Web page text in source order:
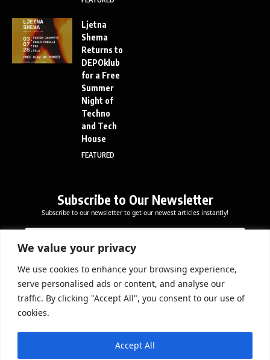
We value your privacy
We use cookies to enhance your browsing experience,
serve personalised ads or content, and analyse our
traffic. By clicking "Accept All", you consent to our use of
cookies.
Accept All
Ljetna
Shema
Returns to
DEPOklub
for a Free
Summer
Night of
Techno
and Tech
House
FEATURED
Subscribe to Our Newsletter
Subscribe to our newsletter to get our newest articles instantly!
a
l
E
a
i
l
E
m
a
i
*
Subscribe Now